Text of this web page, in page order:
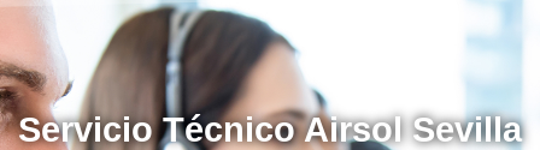
Servicio Técnico Airsol Sevilla